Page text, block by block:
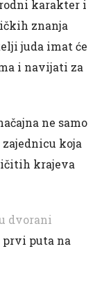
karakter i
znanja
juda imat će
i navijati za
ne samo
koja
krajeva
dvorani
prvi puta na